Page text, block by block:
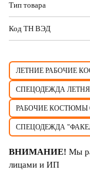
Тип товара
Код ТН ВЭД
ЛЕТНИЕ РАБОЧИЕ
СПЕЦОДЕЖДА
РАБОЧИЕ КОСТЮМЫ
СПЕЦОДЕЖДА
ВНИМАНИЕ! Мы
лицами и ИП